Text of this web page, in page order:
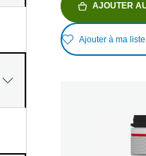
AJOUTER
Ajouter à ma